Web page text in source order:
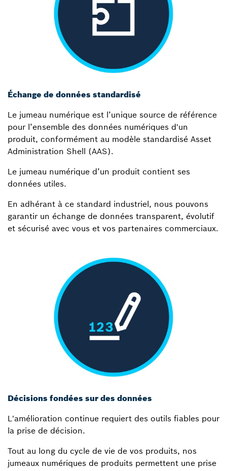
Échange de données standardisé
Le jumeau numérique est l’unique source de référence
pour l’ensemble des données numériques d'un
produit, conformément au modèle standardisé Asset
Administration Shell (AAS).
Le jumeau numérique d’un produit contient ses
données utiles.
En adhérant à ce standard industriel, nous pouvons
garantir un échange de données transparent, évolutif
et sécurisé avec vous et vos partenaires commerciaux.
Décisions fondées sur des données
L'amélioration continue requiert des outils fiables pour
la prise de décision.
Tout au long du cycle de vie de vos produits, nos
jumeaux numériques de produits permettent une prise